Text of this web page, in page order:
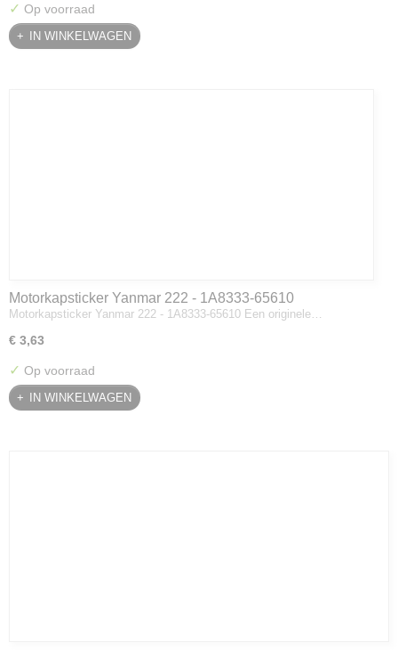
✓ Op voorraad
IN WINKELWAGEN
Motorkapsticker Yanmar 222 - 1A8333-65610
Motorkapsticker Yanmar 222 - 1A8333-65610 Een originele…
€ 3,63
✓ Op voorraad
IN WINKELWAGEN